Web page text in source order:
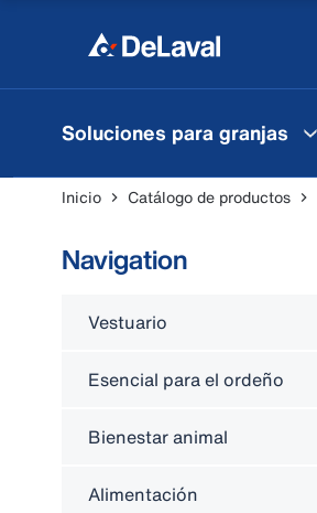
Soluciones para granjas
Inicio Catálogo de productos
Navigation
Vestuario
Esencial para el ordeño
Bienestar animal
Alimentación